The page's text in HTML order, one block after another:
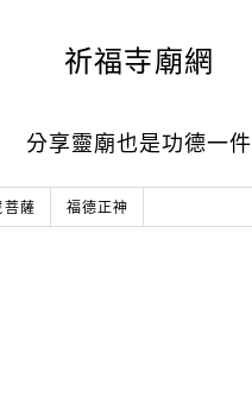
祈福寺廟網
分享靈廟也是功德一件
菩薩 福德正神